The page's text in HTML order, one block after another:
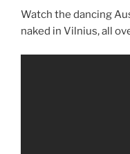
Watch the dancing
naked in Vilnius, all